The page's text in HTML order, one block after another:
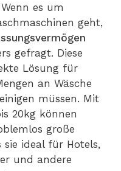
es um
geht,
gefragt. Diese
Lösung für
an Wäsche
müssen. Mit
20kg können
große
ideal für Hotels,
und andere